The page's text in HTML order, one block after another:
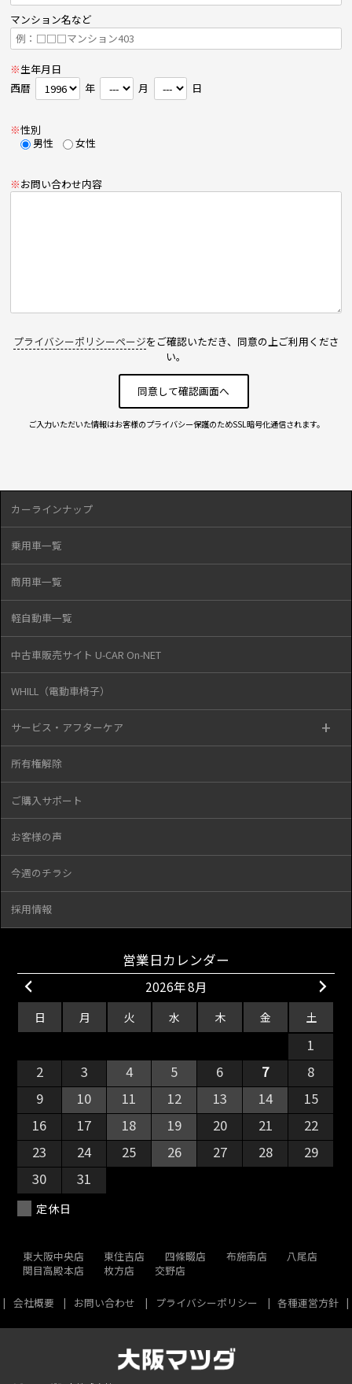
マンション名など
※生年月日
西暦
年 月 日
※性別
男性
女性
※お問い合わせ内容
プライバシーポリシーページをご確認いただき、同意の上ご利用くださ
い。
ご入力いただいた情報はお客様のプライバシー保護のためSSL暗号化通信されます。
カーラインナップ
乗用車一覧
商用車一覧
軽自動車一覧
中古車販売サイト U-CAR On-NET
WHILL（電動車椅子）
サービス・アフターケア
所有権解除
ご購入サポート
お客様の声
今週のチラシ
採用情報
営業日カレンダー
2026年 8月
日 月 火 水 木 金 土
1
2
3 4 5 6 7
8
9
10 11 12 13 14
15
16
17 18 19 20 21
22
23
24 25 26 27 28
29
30
31
定休日
東大阪中央店 東住吉店 四條畷店 布施南店
八尾店
関目高殿本店
枚方店 交野店
会社概要 お問い合わせ プライバシーポリシー 各種運営方針